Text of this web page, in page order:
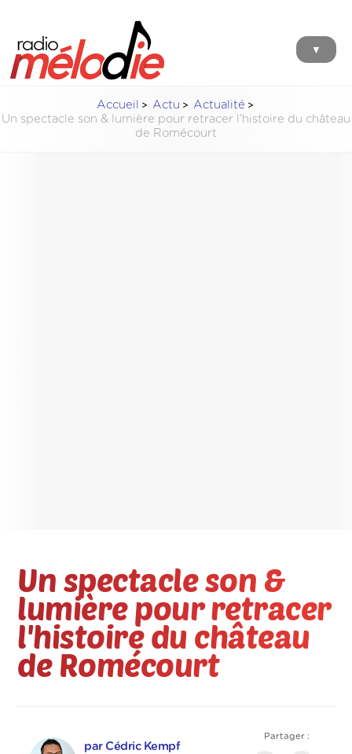
▼
Accueil Actu
Actualité
Un spectacle son & lumière pour retracer l'histoire du château
de Romécourt
Un spectacle son &
lumière pour retracer
l'histoire du château
de Romécourt
par Cédric Kempf
Partager :